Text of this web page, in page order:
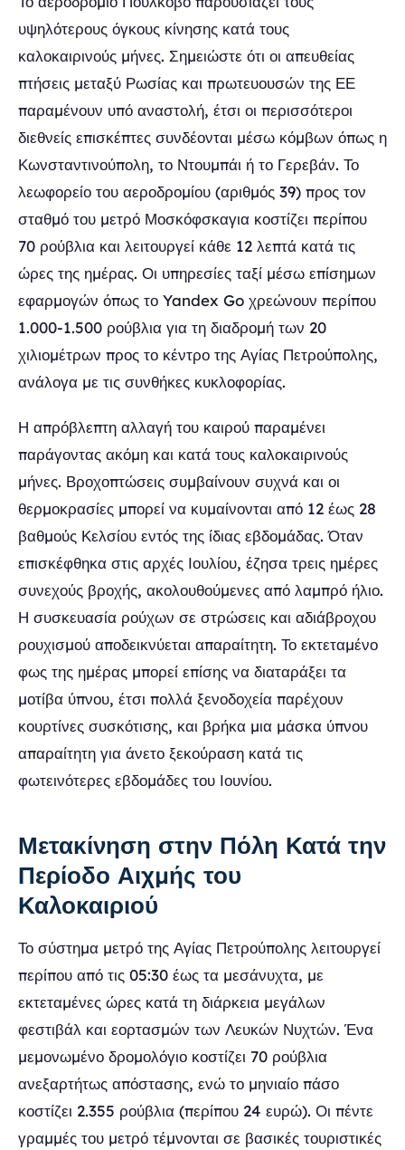
υψηλότερους όγκους κίνησης κατά τους
καλοκαιρινούς μήνες. Σημειώστε ότι οι απευθείας
πτήσεις μεταξύ Ρωσίας και πρωτευουσών της ΕΕ
παραμένουν υπό αναστολή, έτσι οι περισσότεροι
διεθνείς επισκέπτες συνδέονται μέσω κόμβων όπως η
Κωνσταντινούπολη, το Ντουμπάι ή το Γερεβάν. Το
λεωφορείο του αεροδρομίου (αριθμός 39) προς τον
σταθμό του μετρό Μοσκόφσκαγια κοστίζει περίπου
70 ρούβλια και λειτουργεί κάθε 12 λεπτά κατά τις
ώρες της ημέρας. Οι υπηρεσίες ταξί μέσω επίσημων
εφαρμογών όπως το Yandex Go χρεώνουν περίπου
1.000-1.500 ρούβλια για τη διαδρομή των 20
χιλιομέτρων προς το κέντρο της Αγίας Πετρούπολης,
ανάλογα με τις συνθήκες κυκλοφορίας.
Η απρόβλεπτη αλλαγή του καιρού παραμένει
παράγοντας ακόμη και κατά τους καλοκαιρινούς
μήνες. Βροχοπτώσεις συμβαίνουν συχνά και οι
θερμοκρασίες μπορεί να κυμαίνονται από 12 έως 28
βαθμούς Κελσίου εντός της ίδιας εβδομάδας. Όταν
επισκέφθηκα στις αρχές Ιουλίου, έζησα τρεις ημέρες
συνεχούς βροχής, ακολουθούμενες από λαμπρό ήλιο.
Η συσκευασία ρούχων σε στρώσεις και αδιάβροχου
ρουχισμού αποδεικνύεται απαραίτητη. Το εκτεταμένο
φως της ημέρας μπορεί επίσης να διαταράξει τα
μοτίβα ύπνου, έτσι πολλά ξενοδοχεία παρέχουν
κουρτίνες συσκότισης, και βρήκα μια μάσκα ύπνου
απαραίτητη για άνετο ξεκούραση κατά τις
φωτεινότερες εβδομάδες του Ιουνίου.
Μετακίνηση στην Πόλη Κατά την
Περίοδο Αιχμής του
Καλοκαιριού
Το σύστημα μετρό της Αγίας Πετρούπολης λειτουργεί
περίπου από τις 05:30 έως τα μεσάνυχτα, με
εκτεταμένες ώρες κατά τη διάρκεια μεγάλων
φεστιβάλ και εορτασμών των Λευκών Νυχτών. Ένα
μεμονωμένο δρομολόγιο κοστίζει 70 ρούβλια
ανεξαρτήτως απόστασης, ενώ το μηνιαίο πάσο
κοστίζει 2.355 ρούβλια (περίπου 24 ευρώ). Οι πέντε
γραμμές του μετρό τέμνονται σε βασικές τουριστικές